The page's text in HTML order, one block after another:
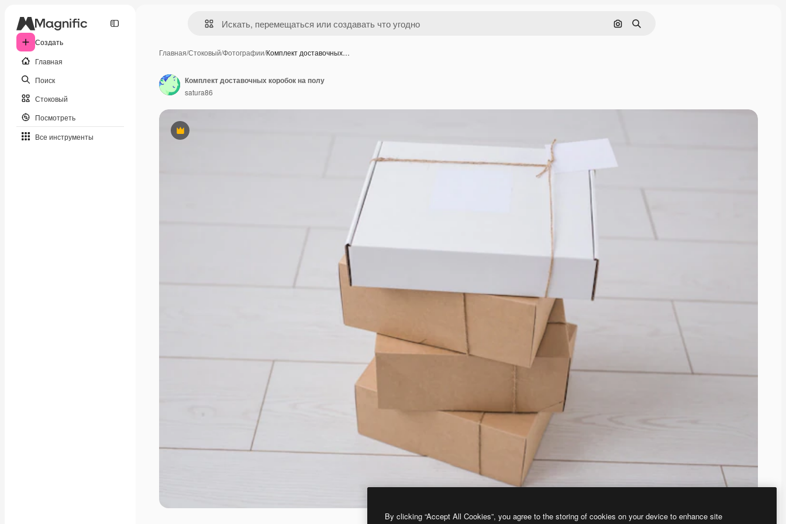
Создать
Главная
Поиск
Стоковый
Посмотреть
Все инструменты
Поиск по изображению
Поиск
Главная/Стоковый/Фотографии/Комплект доставочных…
Премиум
Комплект доставочных коробок на полу
satura86
By clicking “Accept All Cookies”, you agree to the storing of cookies on your device to enhance site